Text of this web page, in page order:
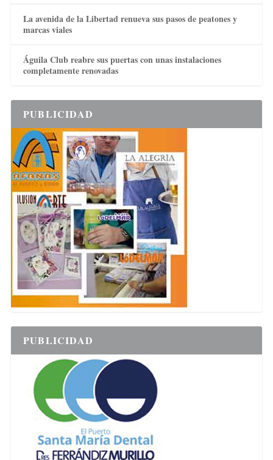
La avenida de la Libertad renueva sus pasos de peatones y
marcas viales
Águila Club reabre sus puertas con unas instalaciones
completamente renovadas
PUBLICIDAD
PUBLICIDAD